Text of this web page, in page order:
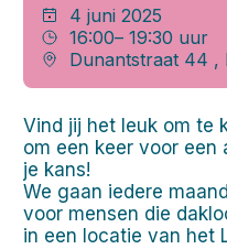
4 juni 2025
16:00– 19:30 uur
Dunantstraat 44 ,
Vind jij het leuk om te
om een keer voor een
je kans!
We gaan iedere
voor mensen die
in een locatie van het